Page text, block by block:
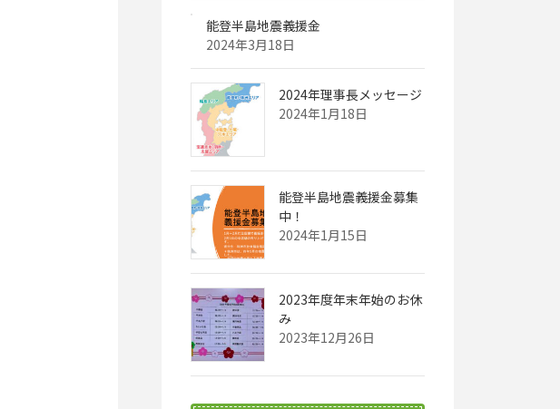
能登半島地震義援金
2024年3月18日
2024年理事長メッセージ
2024年1月18日
能登半島地震義援金募集
中！
2024年1月15日
2023年度年末年始のお休
み
2023年12月26日